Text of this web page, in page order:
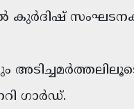
കുർദിഷ്
ഗാർഡ്.